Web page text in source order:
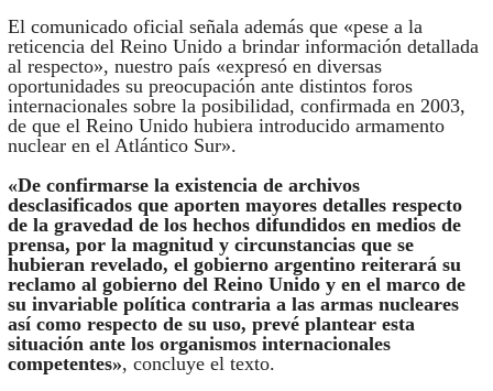
El comunicado oficial señala además que «pese a la
reticencia del Reino Unido a brindar información detallada
al respecto», nuestro país «expresó en diversas
oportunidades su preocupación ante distintos foros
internacionales sobre la posibilidad, confirmada en 2003,
de que el Reino Unido hubiera introducido armamento
nuclear en el Atlántico Sur».
«De confirmarse la existencia de archivos
desclasificados que aporten mayores detalles respecto
de la gravedad de los hechos difundidos en medios de
prensa, por la magnitud y circunstancias que se
hubieran revelado, el gobierno argentino reiterará su
reclamo al gobierno del Reino Unido y en el marco de
su invariable política contraria a las armas nucleares
así como respecto de su uso, prevé plantear esta
situación ante los organismos internacionales
competentes», concluye el texto.